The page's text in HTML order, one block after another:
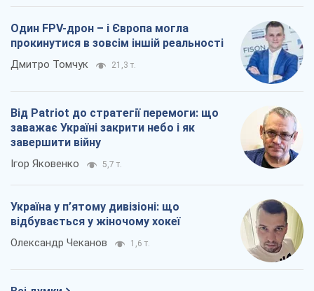
Один FPV-дрон – і Європа могла
прокинутися в зовсім іншій реальності
Дмитро Томчук 21,3 т.
Від Patriot до стратегії перемоги: що
заважає Україні закрити небо і як
завершити війну
Ігор Яковенко 5,7 т.
Україна у п’ятому дивізіоні: що
відбувається у жіночому хокеї
Олександр Чеканов 1,6 т.